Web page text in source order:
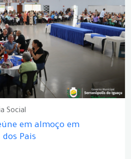
Social
em almoço em
Pais